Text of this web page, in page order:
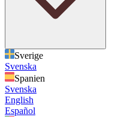
Sverige
Svenska
Spanien
Svenska
English
Español